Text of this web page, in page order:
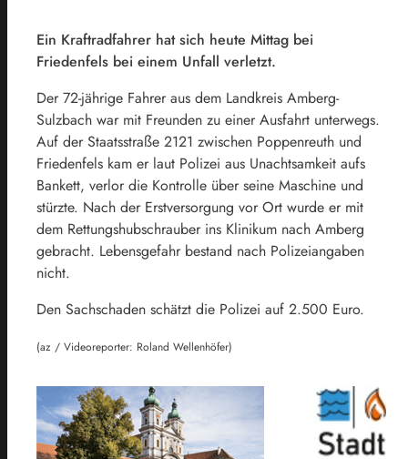
Ein Kraftradfahrer hat sich heute Mittag bei
Friedenfels bei einem Unfall verletzt.
Der 72-jährige Fahrer aus dem Landkreis Amberg-
Sulzbach war mit Freunden zu einer Ausfahrt unterwegs.
Auf der Staatsstraße 2121 zwischen Poppenreuth und
Friedenfels kam er laut Polizei aus Unachtsamkeit aufs
Bankett, verlor die Kontrolle über seine Maschine und
stürzte. Nach der Erstversorgung vor Ort wurde er mit
dem Rettungshubschrauber ins Klinikum nach Amberg
gebracht. Lebensgefahr bestand nach Polizeiangaben
nicht.
Den Sachschaden schätzt die Polizei auf 2.500 Euro.
(az / Videoreporter: Roland Wellenhöfer)